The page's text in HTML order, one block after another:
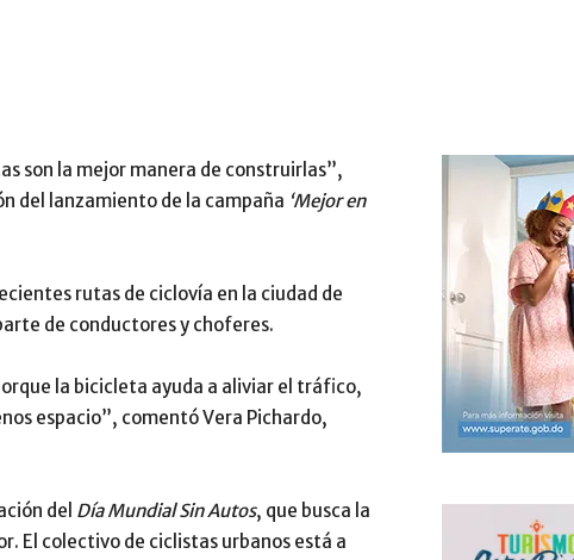
son la mejor manera de construirlas”,
del lanzamiento de la campaña ‘Mejor en
rutas de ciclovía en la ciudad de
de conductores y choferes.
la bicicleta ayuda a aliviar el tráfico,
espacio”, comentó Vera Pichardo,
del Día Mundial Sin Autos, que busca la
El colectivo de ciclistas urbanos está a